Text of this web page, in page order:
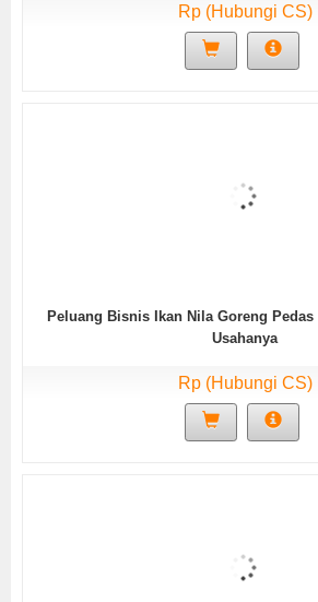
Rp (Hubungi CS)
Peluang Bisnis Ikan Nila Goreng
Usahanya
Rp (Hubungi CS)